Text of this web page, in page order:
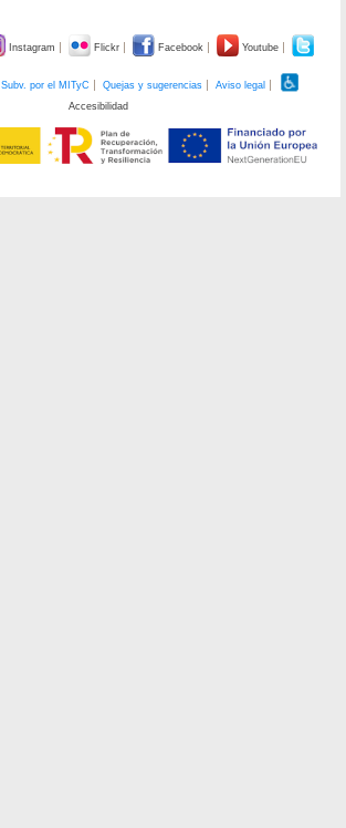
Instagram Flickr Facebook Youtube
Subv. por el MITyC Quejas y sugerencias
Aviso legal
Accesibilidad